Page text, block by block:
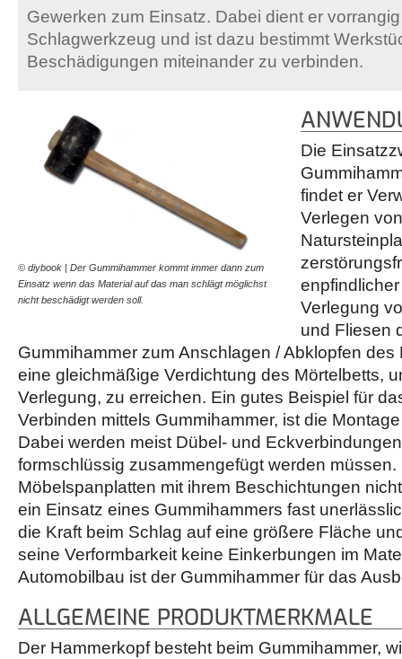
Gewerken zum Einsatz. Dabei dient er
Schlagwerkzeug und ist dazu bestimmt
Beschädigungen miteinander zu verbinden.
© diybook | Der Gummihammer kommt immer dann zum
Einsatz wenn das Material auf das man schlägt möglichst
nicht beschädigt werden soll.
Die
findet er
Verlegen
Verlegung
und Fliesen
Gummihammer zum Anschlagen / Abklopfen
eine gleichmäßige Verdichtung des Mörtelbetts,
Verlegung, zu erreichen. Ein gutes Beispiel für
Verbinden mittels Gummihammer, ist die
Dabei werden meist Dübel- und
formschlüssig zusammengefügt werden müssen.
Möbelspanplatten mit ihrem Beschichtungen
ein Einsatz eines Gummihammers fast
die Kraft beim Schlag auf eine größere Fläche
seine Verformbarkeit keine Einkerbungen im
Automobilbau ist der Gummihammer für das
ALLGEMEINE PRODUKTMERKMALE
Der Hammerkopf besteht beim Gummihammer,